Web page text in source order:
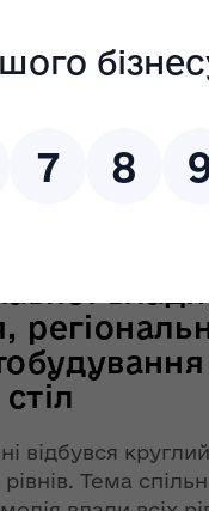
відбувся
Тема